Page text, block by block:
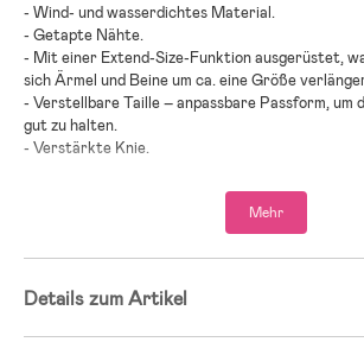
- Wind- und wasserdichtes Material.
- Getapte Nähte.
- Mit einer Extend-Size-Funktion ausgerüstet,
sich Ärmel und Beine um ca. eine Größe
- Verstellbare Taille – anpassbare Passform, um
gut zu halten.
- Verstärkte Knie.
- Verstellbare Ärmelenden ermöglichen eine
- Ergonomischer Schnitt für mehr
- Reflektierende Details.
Mehr
Details zum Artikel